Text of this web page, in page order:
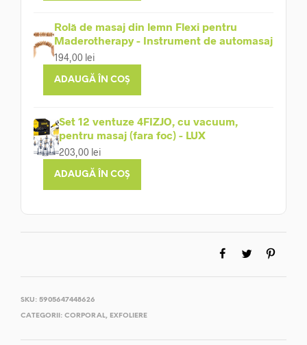
Rolă de masaj din lemn Flexi pentru
Maderotherapy - Instrument de automasaj
194,00 lei
ADAUGĂ ÎN COȘ
Set 12 ventuze 4FIZJO, cu vacuum,
pentru masaj (fara foc) - LUX
203,00 lei
ADAUGĂ ÎN COȘ
SKU: 5905647448626
CATEGORII: CORPORAL, EXFOLIERE